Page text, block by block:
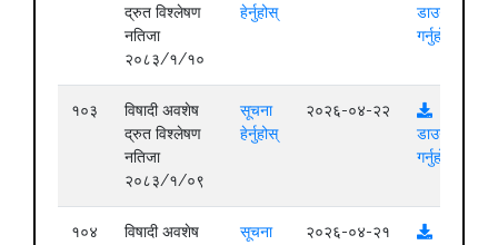
द्रुत विश्लेषण
नतिजा
२०८३/१/१०
हेर्नुहोस्
डाउनलोड
गर्नुहोस्
१०३
विषादी अवशेष
द्रुत विश्लेषण
नतिजा
२०८३/१/०९
सूचना
हेर्नुहोस्
२०२६-०४-२२
डाउनलोड
गर्नुहोस्
१०४
विषादी अवशेष
सूचना
२०२६-०४-२१